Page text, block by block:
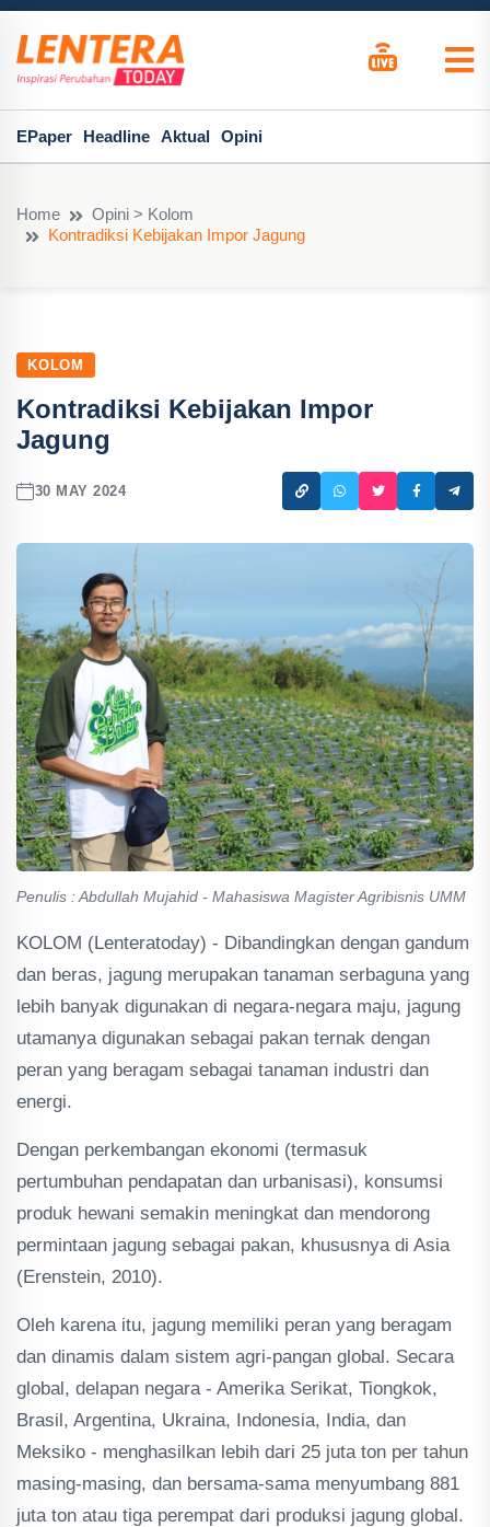
EPaper Headline Aktual Opini
Home
Opini > Kolom
Kontradiksi Kebijakan Impor Jagung
KOLOM
Kontradiksi Kebijakan Impor
Jagung
30 MAY 2024
Penulis : Abdullah Mujahid - Mahasiswa Magister Agribisnis UMM
KOLOM (Lenteratoday) - Dibandingkan dengan gandum
dan beras, jagung merupakan tanaman serbaguna yang
lebih banyak digunakan di negara-negara maju, jagung
utamanya digunakan sebagai pakan ternak dengan
peran yang beragam sebagai tanaman industri dan
energi.
Dengan perkembangan ekonomi (termasuk
pertumbuhan pendapatan dan urbanisasi), konsumsi
produk hewani semakin meningkat dan mendorong
permintaan jagung sebagai pakan, khususnya di Asia
(Erenstein, 2010).
Oleh karena itu, jagung memiliki peran yang beragam
dan dinamis dalam sistem agri-pangan global. Secara
global, delapan negara - Amerika Serikat, Tiongkok,
Brasil, Argentina, Ukraina, Indonesia, India, dan
Meksiko - menghasilkan lebih dari 25 juta ton per tahun
masing-masing, dan bersama-sama menyumbang 881
juta ton atau tiga perempat dari produksi jagung global.